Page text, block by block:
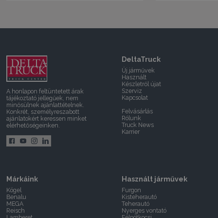
A honlapon feltüntetett árak
tájékoztató jellegűek, nem
minősülnek ajánlattételnek.
Konkrét, személyreszabott
ajánlatokért keressen minket
elérhetőségeinken.
DeltaTruck
Új járművek
Használt
Készletről újat
Szerviz
Kapcsolat
Felvásárlás
Rólunk
Truck News
Karrier
Márkáink
Kögel
Benalu
MEGA
Reisch
Használt járművek
Furgon
Kisteherautó
Teherautó
Nyerges vontató